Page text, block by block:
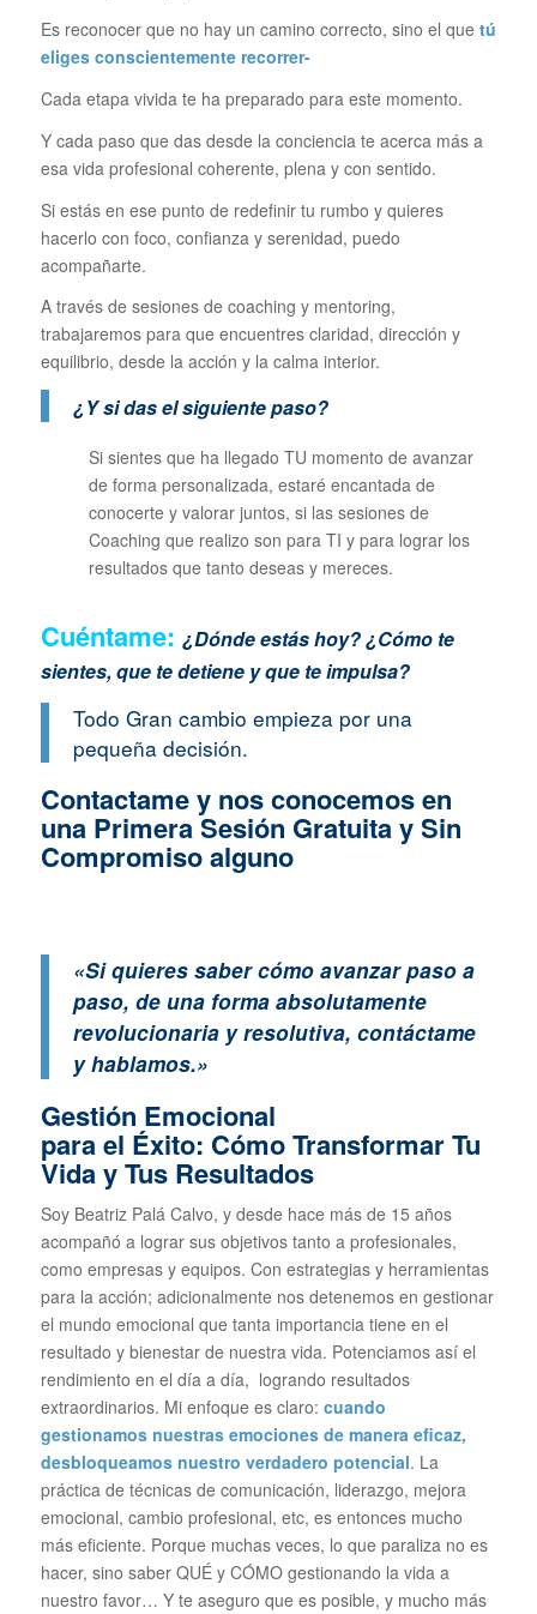
Es reconocer que no hay un camino correcto, sino el que tú
eliges conscientemente recorrer-
Cada etapa vivida te ha preparado para este momento.
Y cada paso que das desde la conciencia te acerca más a
esa vida profesional coherente, plena y con sentido.
Si estás en ese punto de redefinir tu rumbo y quieres
hacerlo con foco, confianza y serenidad, puedo
acompañarte.
A través de sesiones de coaching y mentoring,
trabajaremos para que encuentres claridad, dirección y
equilibrio, desde la acción y la calma interior.
¿Y si das el siguiente paso?
Si sientes que ha llegado TU momento de avanzar
de forma personalizada, estaré encantada de
conocerte y valorar juntos, si las sesiones de
Coaching que realizo son para TI y para lograr los
resultados que tanto deseas y mereces.
Cuéntame: ¿Dónde estás hoy? ¿Cómo te
sientes, que te detiene y que te impulsa?
Todo Gran cambio empieza por una
pequeña decisión.
Contactame y nos conocemos en
una Primera Sesión Gratuita y Sin
Compromiso alguno
«Si quieres saber cómo avanzar paso a
paso, de una forma absolutamente
revolucionaria y resolutiva, contáctame
y hablamos.»
Gestión Emocional
para el Éxito: Cómo Transformar Tu
Vida y Tus Resultados
Soy Beatriz Palá Calvo, y desde hace más de 15 años
acompañó a lograr sus objetivos tanto a profesionales,
como empresas y equipos. Con estrategias y herramientas
para la acción; adicionalmente nos detenemos en gestionar
el mundo emocional que tanta importancia tiene en el
resultado y bienestar de nuestra vida. Potenciamos así el
rendimiento en el día a día, logrando resultados
extraordinarios. Mi enfoque es claro: cuando
gestionamos nuestras emociones de manera eficaz,
desbloqueamos nuestro verdadero potencial. La
práctica de técnicas de comunicación, liderazgo, mejora
emocional, cambio profesional, etc, es entonces mucho
más eficiente. Porque muchas veces, lo que paraliza no es
hacer, sino saber QUÉ y CÓMO gestionando la vida a
nuestro favor… Y te aseguro que es posible, y mucho más